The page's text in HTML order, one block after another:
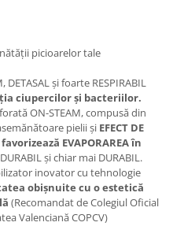
picioarelor tale
și foarte RESPIRABIL
ciupercilor și bacteriilor.
ON-STEAM, compusă din
pielii și EFECT DE
favorizează EVAPORAREA în
DURABIL și chiar mai DURABIL.
inovator cu tehnologie
obișnuite cu o estetică
(Recomandat de Colegiul Oficial
Valenciană COPCV)